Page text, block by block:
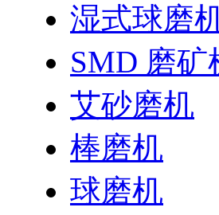
湿式球磨
SMD 磨矿
艾砂磨机
棒磨机
球磨机